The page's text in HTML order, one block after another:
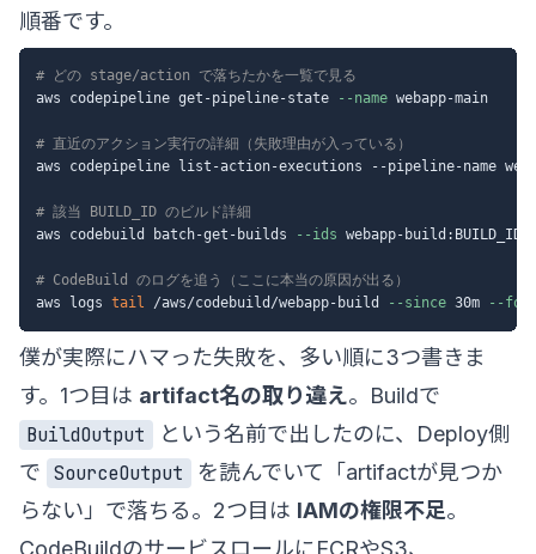
順番です。
# どの stage/action で落ちたかを一覧で見る
aws codepipeline get-pipeline-state
--name webapp-main
# 直近のアクション実行の詳細（失敗理由が入っている）
aws codepipeline list-action-executions --pipeline-name
# 該当 BUILD_ID のビルド詳細
aws codebuild batch-get-builds
--ids webapp-
# CodeBuild のログを追う（ここに本当の原因が出る）
aws logs tail /aws/codebuild/webapp-build --since 30m --
僕が実際にハマった失敗を、多い順に3つ書きま
す。1つ目は artifact名の取り違え。Buildで
BuildOutput
という名前で出したのに、Deploy側
で SourceOutput
を読んでいて「artifactが見つか
らない」で落ちる。2つ目は IAMの権限不足。
CodeBuildのサービスロールにECRやS3、